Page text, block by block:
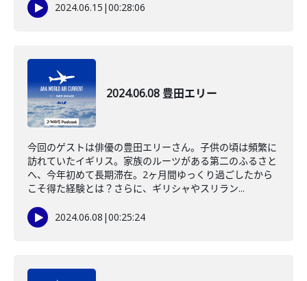
2024.06.15 |00:28:06
2024.06.08 豊田エリー
今回のゲストは俳優の豊田エリーさん。子供の頃は頻繁に
訪れていたイギリス。家族のルーツがある第二のふるさと
へ、今年初めて長期滞在。2ヶ月間ゆっくり過ごしたから
こそ得た経験とは？さらに、ギリシャやスリラン...
2024.06.08 |00:25:24